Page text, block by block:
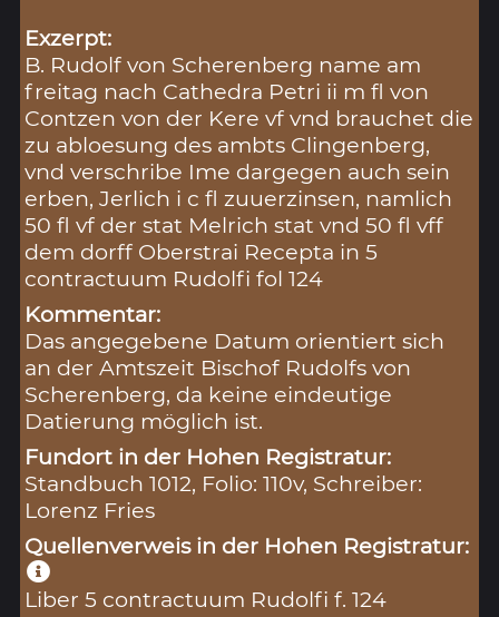
Exzerpt:
B. Rudolf von Scherenberg name am
freitag nach Cathedra Petri ii m fl von
Contzen von der Kere vf vnd brauchet die
zu abloesung des ambts Clingenberg,
vnd verschribe Ime dargegen auch sein
erben, Jerlich i c fl zuuerzinsen, namlich
50 fl vf der stat Melrich stat vnd 50 fl vff
dem dorff Oberstrai Recepta in 5
contractuum Rudolfi fol 124
Kommentar:
Das angegebene Datum orientiert sich
an der Amtszeit Bischof Rudolfs von
Scherenberg, da keine eindeutige
Datierung möglich ist.
Fundort in der Hohen Registratur:
Standbuch 1012, Folio: 110v, Schreiber:
Lorenz Fries
Quellenverweis in der Hohen Registratur:
Liber 5 contractuum Rudolfi f. 124